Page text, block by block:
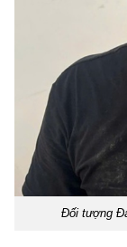
Đối tượng